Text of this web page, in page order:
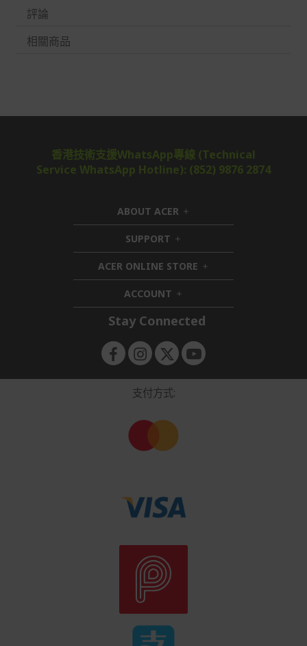
評論
相關商品
香港技術支援WhatsApp專線 (Technical
Service WhatsApp Hotline): (852) 9876 2874
ABOUT ACER h
i
d
e
n
SUPPORT h
i
d
d
n
ACER ONLINE STORE h
i
d
e
ACCOUNT h
i
d
e
n
Stay Connected
支付方式: